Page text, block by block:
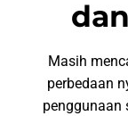
Masih
perbedaan
penggunaan